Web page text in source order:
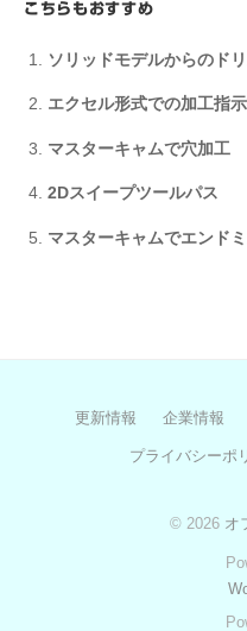
こちらもおすすめ
ソリッドモデルからのド
エクセル形式での加工指
マスターキャムで穴加工
2Dスイープツールパス
マスターキャムでエンド
更新情報 企業情報
プライバシーポ
© 2026 オ